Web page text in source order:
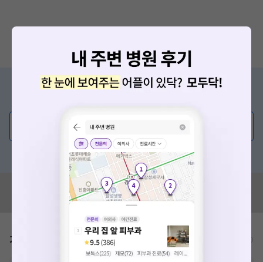
증상/치료, 궁금한 점이 있나요?
💬 무엇이든 물어보세요
혹은, 의료상담 서비스에 다양한 게시글 보러가기
혹시 잘못된 병원정보가 있나요?
모두닥 팀에 알려주세요!
가격표 비급여/급여 진료란?